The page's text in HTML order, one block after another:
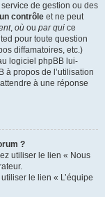
de gestion ou des
contrôle et ne peut
, où ou par qui ce
pour toute question
diffamatoires, etc.)
logiciel phpBB lui-
à propos de l’utilisation
à une réponse
?
utiliser le lien « Nous
le lien « L’équipe